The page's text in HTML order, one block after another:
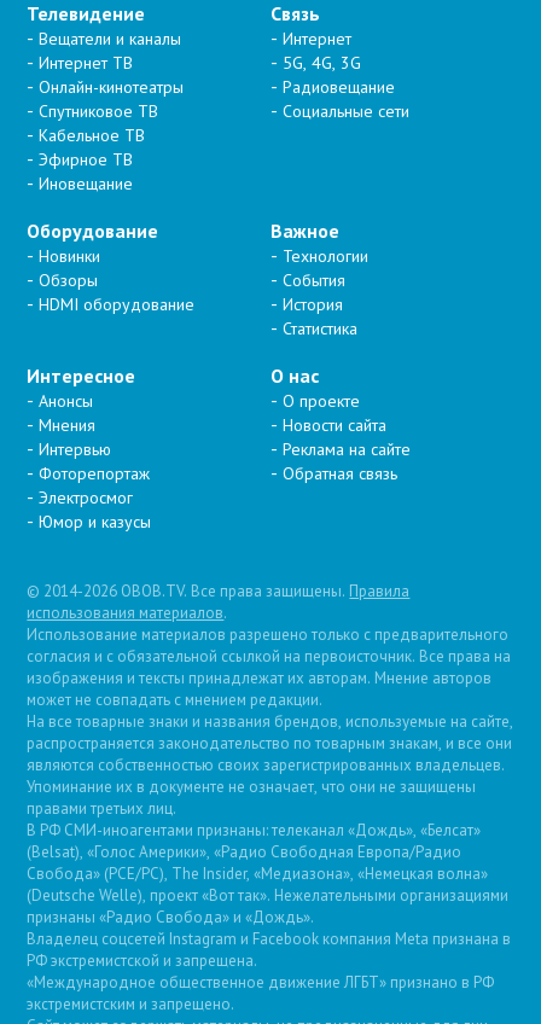
Телевидение
Вещатели и каналы
Интернет ТВ
Онлайн-кинотеатры
Спутниковое ТВ
Кабельное ТВ
Эфирное ТВ
Иновещание
Связь
Интернет
5G, 4G, 3G
Радиовещание
Социальные сети
Оборудование
Новинки
Обзоры
HDMI оборудование
Важное
Технологии
События
История
Статистика
Интересное
Анонсы
Мнения
Интервью
Фоторепортаж
Электросмог
Юмор и казусы
О нас
О проекте
Новости сайта
Реклама на сайте
Обратная связь
© 2014-2026 OBOB.TV. Все права защищены. Правила
использования материалов.
Использование материалов разрешено только с предварительного
согласия и с обязательной ссылкой на первоисточник. Все права на
изображения и тексты принадлежат их авторам. Мнение авторов
может не совпадать с мнением редакции.
На все товарные знаки и названия брендов, используемые на сайте,
распространяется законодательство по товарным знакам, и все они
являются собственностью своих зарегистрированных владельцев.
Упоминание их в документе не означает, что они не защищены
правами третьих лиц.
В РФ СМИ-иноагентами признаны: телеканал «Дождь», «Белсат»
(Belsat), «Голос Америки», «Радио Свободная Европа/Радио
Свобода» (PCE/PC), The Insider, «Медиазона», «Немецкая волна»
(Deutsche Welle), проект «Вот так». Нежелательными организациями
признаны «Радио Свобода» и «Дождь».
Владелец соцсетей Instagram и Facebook компания Metа признана в
РФ экстремистской и запрещена.
«Международное общественное движение ЛГБТ» признано в РФ
экстремистским и запрещено.